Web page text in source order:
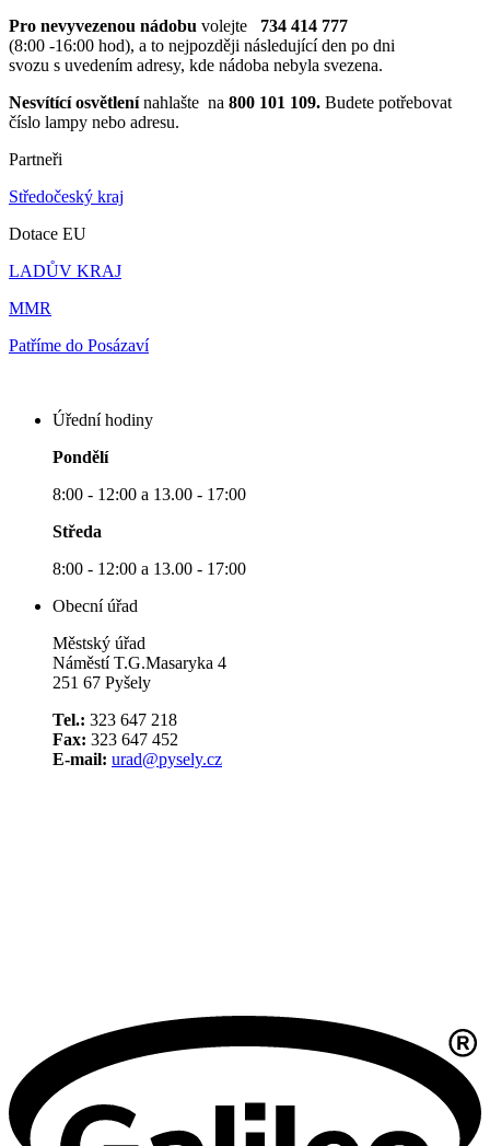
Pro nevyvezenou nádobu volejte
734 414 777
(8:00 -16:00 hod), a to nejpozději následující den po dni
svozu s uvedením adresy, kde nádoba nebyla svezena.
Nesvítící osvětlenínahlašte na 800 101 109. Budete potřebovat
číslo lampy nebo adresu.
Partneři
Středočeský kraj
Dotace EU
LADŮV KRAJ
MMR
Patříme do Posázaví
Úřední hodiny
Pondělí
8:00 - 12:00 a 13.00 - 17:00
Středa
8:00 - 12:00 a 13.00 - 17:00
Obecní úřad
Městský úřad
Náměstí T.G.Masaryka 4
251 67 Pyšely
Tel.: 323 647 218
Fax: 323 647 452
E-mail: urad@pysely.cz